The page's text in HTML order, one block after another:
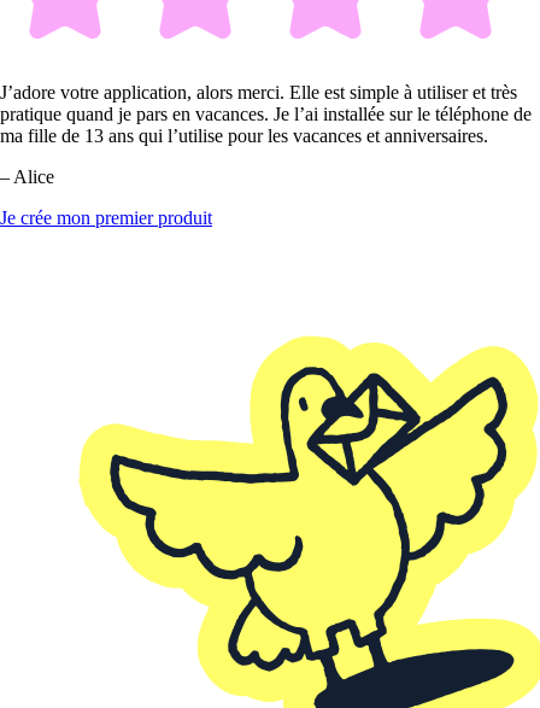
J’adore votre application, alors merci. Elle est simple à utiliser et très
pratique quand je pars en vacances. Je l’ai installée sur le téléphone de
ma fille de 13 ans qui l’utilise pour les vacances et anniversaires.
– Alice
Je crée mon premier produit